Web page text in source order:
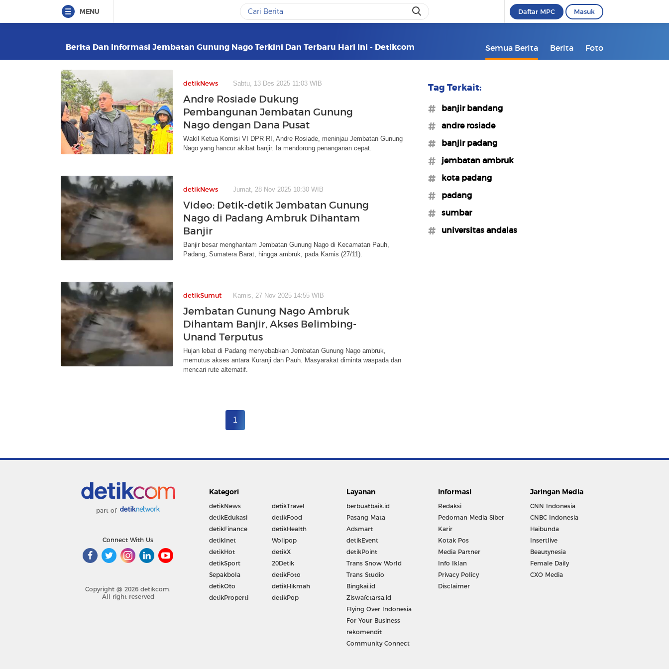
MENU Daftar MPC Masuk
Berita Dan Informasi Jembatan Gunung Nago Terkini Dan Terbaru Hari Ini - Detikcom Semua Berita Berita Foto
detikNews Sabtu, 13 Des 2025 11:03 WIB
Andre Rosiade Dukung
Pembangunan Jembatan Gunung
Nago dengan Dana Pusat
Wakil Ketua Komisi VI DPR RI, Andre Rosiade, meninjau Jembatan Gunung
Nago yang hancur akibat banjir. Ia mendorong penanganan cepat.
detikNews Jumat, 28 Nov 2025 10:30 WIB
Video: Detik-detik Jembatan Gunung
Nago di Padang Ambruk Dihantam
Banjir
Banjir besar menghantam Jembatan Gunung Nago di Kecamatan Pauh,
Padang, Sumatera Barat, hingga ambruk, pada Kamis (27/11).
detikSumut Kamis, 27 Nov 2025 14:55 WIB
Jembatan Gunung Nago Ambruk
Dihantam Banjir, Akses Belimbing-
Unand Terputus
Hujan lebat di Padang menyebabkan Jembatan Gunung Nago ambruk,
memutus akses antara Kuranji dan Pauh. Masyarakat diminta waspada dan
mencari rute alternatif.
1
Tag Terkait:
#banjir bandang
#andre rosiade
#banjir padang
#jembatan ambruk
#kota padang
#padang
#sumbar
#universitas andalas
part of
Connect With Us
Copyright @ 2026 detikcom.
All right reserved
Kategori
detikNews
detikEdukasi
detikFinance
detikInet
detikHot
detikSport
Sepakbola
detikOto
detikProperti
detikTravel
detikFood
detikHealth
Wolipop
detikX
20Detik
detikFoto
detikHikmah
detikPop
Layanan
berbuatbaik.id
Pasang Mata
Adsmart
detikEvent
detikPoint
Trans Snow World
Trans Studio
Bingkai.id
Ziswafctarsa.id
Flying Over Indonesia
For Your Business
rekomendit
Community Connect
Informasi
Redaksi
Pedoman Media Siber
Karir
Kotak Pos
Media Partner
Info Iklan
Privacy Policy
Disclaimer
Jaringan Media
CNN Indonesia
CNBC Indonesia
Haibunda
Insertlive
Beautynesia
Female Daily
CXO Media